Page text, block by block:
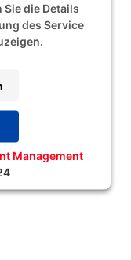
die Details
des Service
Management